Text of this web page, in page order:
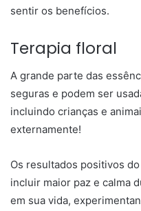
sentir os benefícios.
Terapia floral
A grande parte das
seguras e podem ser
incluindo crianças e
externamente!
Os resultados positivos
incluir maior paz e calma
em sua vida,